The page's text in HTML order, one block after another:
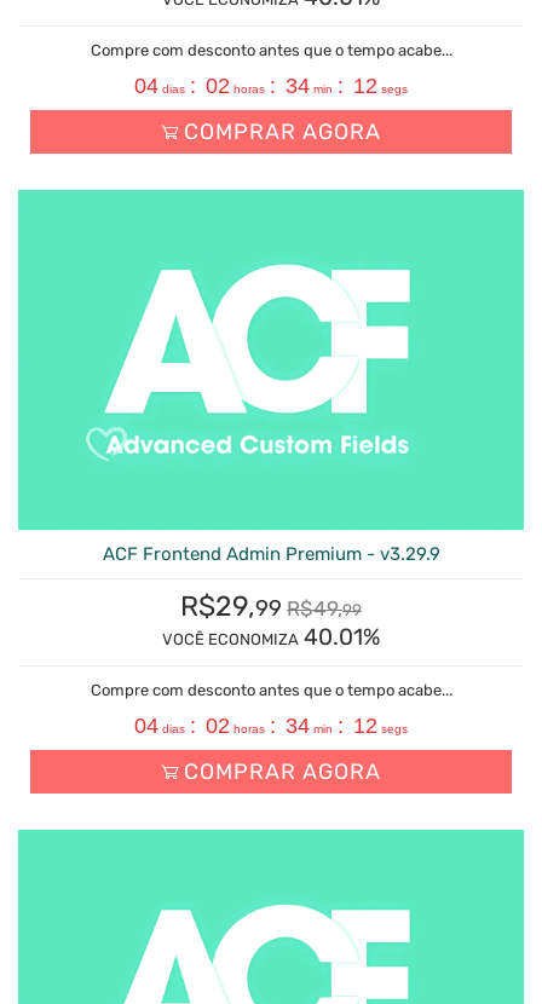
Compre com desconto antes que o tempo acabe...
04 dias : 02 horas : 34 min : 11 segs
COMPRAR AGORA
ACF Frontend Admin Premium - v3.29.9
R$29,99 R$49,99
VOCÊ ECONOMIZA 40.01%
Compre com desconto antes que o tempo acabe...
04 dias : 02 horas : 34 min : 11 segs
COMPRAR AGORA